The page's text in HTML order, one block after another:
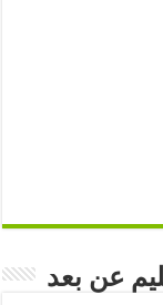
عن بعد